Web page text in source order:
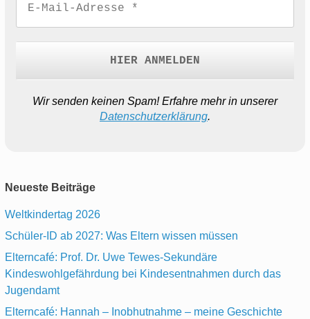
Wir senden keinen Spam! Erfahre mehr in unserer
Datenschutzerklärung.
Neueste Beiträge
Weltkindertag 2026
Schüler-ID ab 2027: Was Eltern wissen müssen
Elterncafé: Prof. Dr. Uwe Tewes-Sekundäre
Kindeswohlgefährdung bei Kindesentnahmen durch das
Jugendamt
Elterncafé: Hannah – Inobhutnahme – meine Geschichte